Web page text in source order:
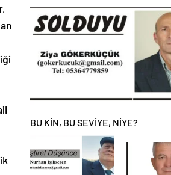
BU KİN, BU SEVİYE, NİYE?